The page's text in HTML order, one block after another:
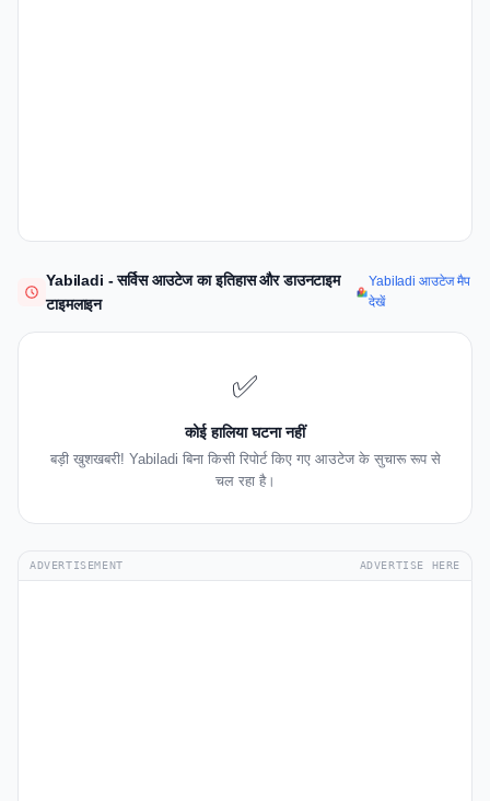
Yabiladi - सर्विस आउटेज का इतिहास और डाउनटाइम
टाइमलाइन
Yabiladi आउटेज मैप
देखें
✅
कोई हालिया घटना नहीं
बड़ी खुशखबरी! Yabiladi बिना किसी रिपोर्ट किए गए आउटेज के सुचारू रूप से
चल रहा है।
ADVERTISEMENT ADVERTISE HERE